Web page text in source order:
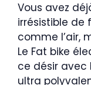
Vous avez
irrésistible de
comme l’air,
Le Fat bike
ce désir avec
ultra